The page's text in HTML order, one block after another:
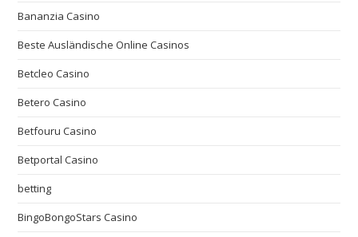
Bananzia Casino
Beste Ausländische Online Casinos
Betcleo Casino
Betero Casino
Betfouru Casino
Betportal Casino
betting
BingoBongoStars Casino